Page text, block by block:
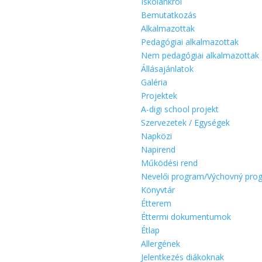
Bemutatkozás
Alkalmazottak
Pedagógiai alkalmazottak
Nem pedagógiai alkalmazottak
Állásajánlatok
Galéria
Projektek
A-digi school projekt
Szervezetek / Egységek
Napközi
Napirend
Működési rend
Nevelői program/Výchovný
Könyvtár
Étterem
Éttermi dokumentumok
Étlap
Allergének
Jelentkezés diákoknak